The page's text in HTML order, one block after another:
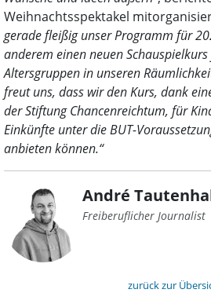
Weihnachtsspektakel
gerade fleißig unser Programm für
anderem einen neuen
Altersgruppen in unseren
freut uns, dass wir den Kurs, dank
der Stiftung Chancenreichtum, für
Einkünfte unter die BUT-
anbieten können.“
André
Freiberuflicher Journalist
zurück zur